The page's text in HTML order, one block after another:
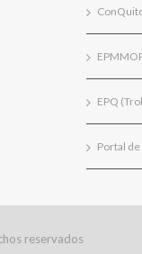
EPQ
Portal
reservados